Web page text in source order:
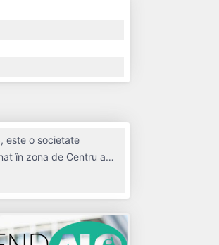
este o societate
în zona de Centru a